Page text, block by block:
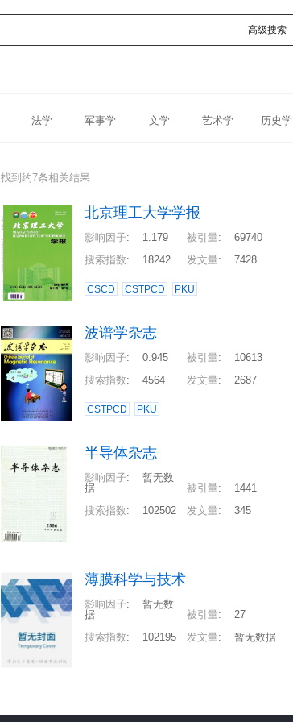
高级搜索
法学 军事学 文学 艺术学 历史学
找到约7条相关结果
北京理工大学学报
影响因子: 1.179 被引量:
69740
搜索指数: 18242 发文量: 7428
CSCD CSTPCD PKU
波谱学杂志
影响因子: 0.945 被引量:
10613
搜索指数: 4564 发文量: 2687
CSTPCD PKU
半导体杂志
影响因子:
暂无数
据
被引量:
1441
搜索指数: 102502 发文量: 345
薄膜科学与技术
影响因子:
暂无数
据
被引量:
27
搜索指数: 102195 发文量: 暂无数据